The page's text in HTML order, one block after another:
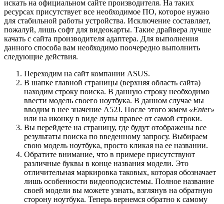
искать на официальном сайте производителя. На таких
ресурсах присутствует все необходимое ПО, которое нужно
для стабильной работы устройства. Исключение составляет,
пожалуй, лишь софт для видеокарты. Такие драйвера лучше
качать с сайта производителя адаптера. Для выполнения
данного способа вам необходимо поочередно выполнить
следующие действия.
Переходим на сайт компании ASUS.
В шапке главной страницы (верхняя область сайта)
находим строку поиска. В данную строку необходимо
ввести модель своего ноутбука. В данном случае мы
вводим в нее значение A52J. После этого жмем «Enter»
или на иконку в виде лупы правее от самой строки.
Вы перейдете на страницу, где будут отображены все
результаты поиска по введенному запросу. Выбираем
свою модель ноутбука, просто кликая на ее названии.
Обратите внимание, что в примере присутствуют
различные буквы в конце названия модели. Это
отличительная маркировка таковых, которая обозначает
лишь особенности видеоподсистемы. Полное название
своей модели вы можете узнать, взглянув на обратную
сторону ноутбука. Теперь вернемся обратно к самому